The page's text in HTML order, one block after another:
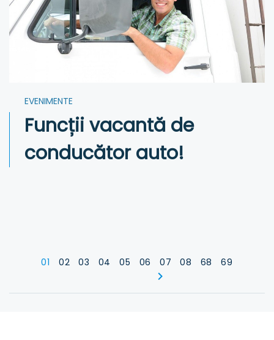
EVENIMENTE
Funcții vacantă de
conducător auto!
01 02 03 04 05 06 07 08 68 69